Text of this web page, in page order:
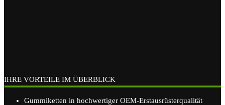
IHRE VORTEILE IM ÜBERBLICK
Gummiketten in hochwertiger OEM-Erstausrüsterqualität